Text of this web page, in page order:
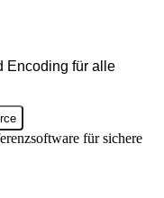
Encoding für alle